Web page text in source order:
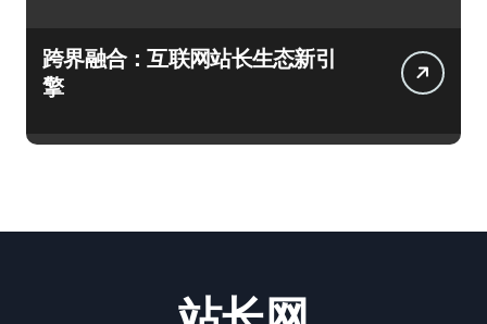
跨界融合：互联网站长生态新引
擎